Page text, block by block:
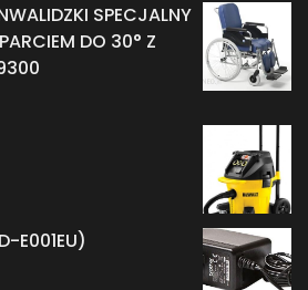
SPECJALNY
DO 30° Z
E001EU)